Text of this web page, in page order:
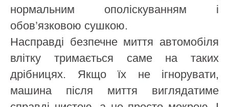
нормальним ополіскуванням і
обов’язковою сушкою.
Насправді безпечне миття автомобіля
влітку тримається саме на таких
дрібницях. Якщо їх не ігнорувати,
машина після миття виглядатиме